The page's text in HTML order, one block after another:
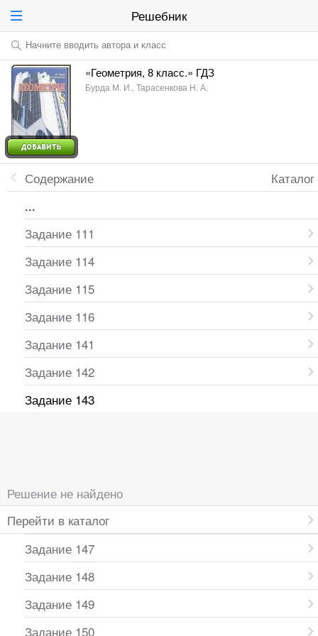
Решебник
Начните вводить автора и класс
«Геометрия, 8 класс.» ГДЗ
Бурда М. И., Тарасенкова Н. А.
Каталог
Содержание
...
Задание 111
Задание 114
Задание 115
Задание 116
Задание 141
Задание 142
Задание 143
Решение не найдено
Перейти в каталог
Задание 147
Задание 148
Задание 149
Задание 150